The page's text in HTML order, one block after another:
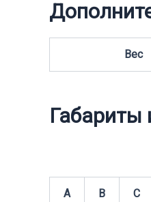
Вес
Габариты
A B C